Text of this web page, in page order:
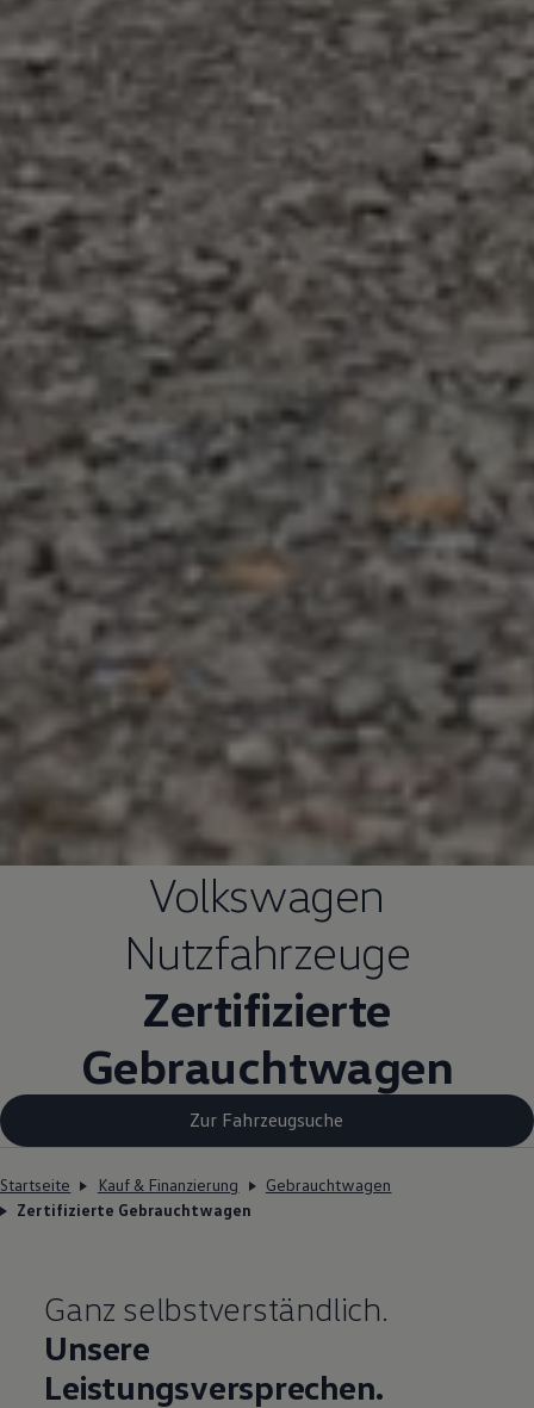
Volkswagen
Nutzfahrzeuge
Zertifizierte
Gebrauchtwagen
Zur Fahrzeugsuche
Startseite Kauf & Finanzierung
Gebrauchtwagen
Zertifizierte Gebrauchtwagen
Ganz selbstverständlich.
Unsere
Leistungsversprechen.